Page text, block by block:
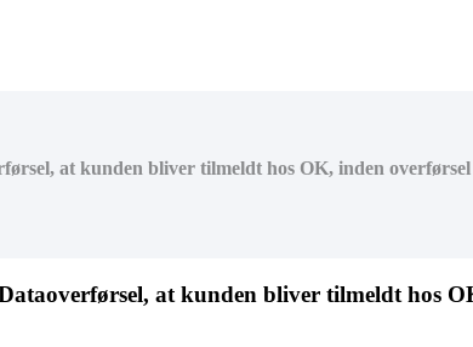
at kunden bliver tilmeldt hos OK, inden
at kunden bliver tilmeldt hos